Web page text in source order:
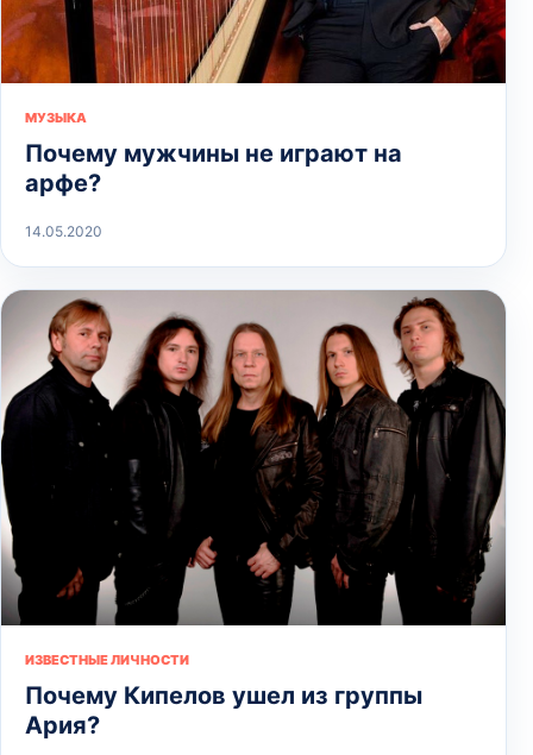
МУЗЫКА
Почему мужчины не играют на
арфе?
14.05.2020
ИЗВЕСТНЫЕ ЛИЧНОСТИ
Почему Кипелов ушел из группы
Ария?